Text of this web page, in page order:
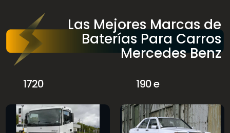
Las Mejores Marcas de
Baterías Para Carros
Mercedes Benz
1720 190 e